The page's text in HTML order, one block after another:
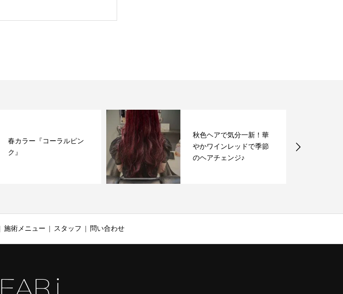
春カラー『コーラルピン
ク』
秋色ヘアで気分一新！華
やかワインレッドで季節
のヘアチェンジ♪
施術メニュー スタッフ 問い合わせ